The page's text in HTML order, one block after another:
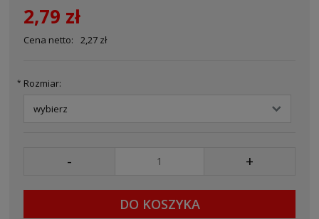
2,79 zł
Cena netto: 2,27 zł
* Rozmiar:
- +
DO KOSZYKA